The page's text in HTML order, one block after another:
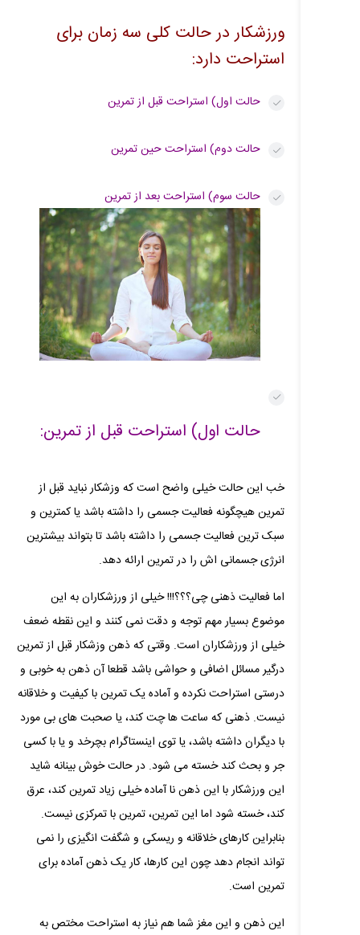
ورزشکار در حالت کلی سه زمان برای
استراحت دارد:
حالت اول) استراحت قبل از تمرین
حالت دوم) استراحت حین تمرین
حالت سوم) استراحت بعد از تمرین
حالت اول) استراحت قبل از تمرین:
خب این حالت خیلی واضح است که وزشکار نباید قبل از
تمرین هیچگونه فعالیت جسمی را داشته باشد یا کمترین و
سبک ترین فعالیت جسمی را داشته باشد تا بتواند بیشترین
انرژی جسمانی اش را در تمرین ارائه دهد.
اما فعالیت ذهنی چی؟؟؟!!! خیلی از ورزشکاران به این
موضوع بسیار مهم توجه و دقت نمی کنند و این نقطه ضعف
خیلی از ورزشکاران است. وقتی که ذهن وزشکار قبل از تمرین
درگیر مسائل اضافی و حواشی باشد قطعا آن ذهن به خوبی و
درستی استراحت نکرده و آماده یک تمرین با کیفیت و خلاقانه
نیست. ذهنی که ساعت ها چت کند، یا صحبت های بی مورد
با دیگران داشته باشد، یا توی اینستاگرام بچرخد و یا با کسی
جر و بحث کند خسته می شود. در حالت خوش بینانه شاید
این ورزشکار با این ذهن نا آماده خیلی زیاد تمرین کند، عرق
کند، خسته شود اما این تمرین، تمرین با تمرکزی نیست.
بنابراین کارهای خلاقانه و ریسکی و شگفت انگیزی را نمی
تواند انجام دهد چون این کارها، کار یک ذهن آماده برای
تمرین است.
این ذهن و این مغز شما هم نیاز به استراحت مختص به